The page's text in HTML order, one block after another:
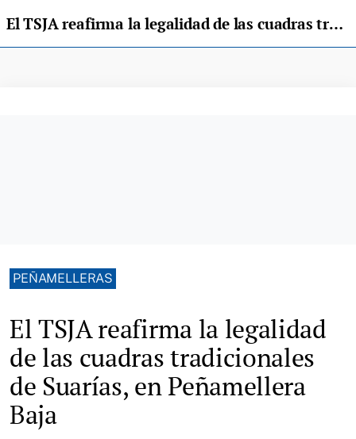
El TSJA reafirma la legalidad de las cuadras tradicionales de Suarías, en Peñamellera Baja
PEÑAMELLERAS
El TSJA reafirma la legalidad
de las cuadras tradicionales
de Suarías, en Peñamellera
Baja